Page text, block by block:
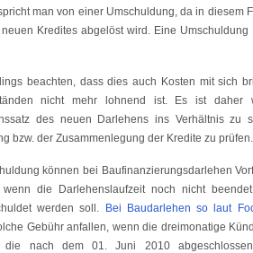
man von einer Umschuldung, da in diesem
Kredites abgelöst wird. Eine Umschuldung
beachten, dass dies auch Kosten mit sich
nicht mehr lohnend ist. Es ist daher
des neuen Darlehens ins Verhältnis zu
bzw. der Zusammenlegung der Kredite zu prüfen.
können bei Baufinanzierungsdarlehen
wenn die Darlehenslaufzeit noch nicht
werden soll.
Bei Baudarlehen so laut
Gebühr anfallen, wenn die dreimonatige
nach dem 01. Juni 2010